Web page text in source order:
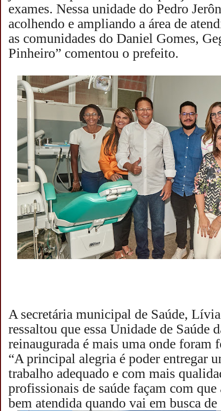
exames. Nessa unidade do Pedro
acolhendo e ampliando a área de
as comunidades do Daniel Gomes,
Pinheiro” comentou o prefeito.
A secretária municipal de Saúde,
ressaltou que essa Unidade de Saúde
reinaugurada é mais uma onde foram
“A principal alegria é poder entregar
trabalho adequado e com mais
profissionais de saúde façam com que
bem atendida quando vai em busca